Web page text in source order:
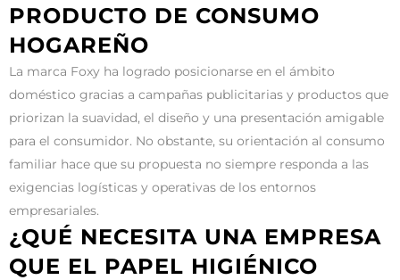
PRODUCTO DE CONSUMO
HOGAREÑO
La marca Foxy ha logrado posicionarse en el ámbito
doméstico gracias a campañas publicitarias y productos que
priorizan la suavidad, el diseño y una presentación amigable
para el consumidor. No obstante, su orientación al consumo
familiar hace que su propuesta no siempre responda a las
exigencias logísticas y operativas de los entornos
empresariales.
¿QUÉ NECESITA UNA EMPRESA
QUE EL PAPEL HIGIÉNICO